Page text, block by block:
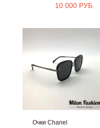
10 000 РУБ.
Очки Chanel